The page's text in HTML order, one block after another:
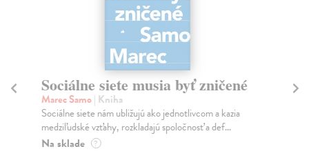
Sociálne siete musia byť zničené
Marec Samo| Kniha
Sociálne siete nám ubližujú ako jednotlivcom a kazia
medziľudské vzťahy, rozkladajú spoločnosť a def...
Na sklade ?